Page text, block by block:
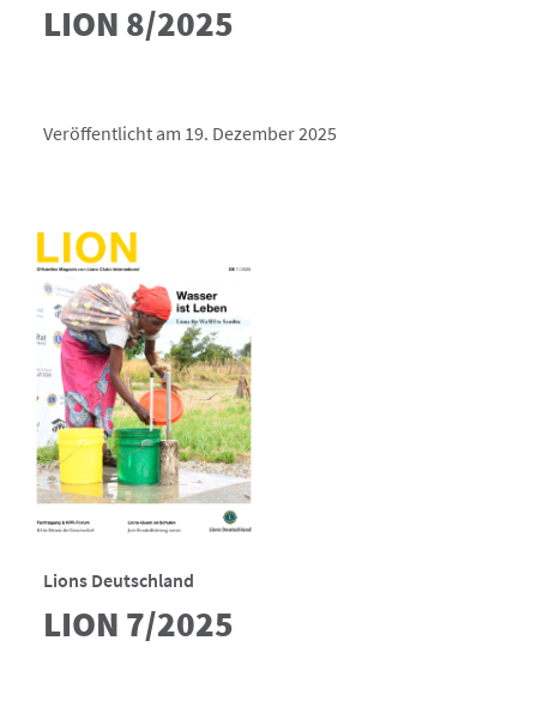
LION 8/2025
Veröffentlicht am 19. Dezember 2025
Lions Deutschland
LION 7/2025